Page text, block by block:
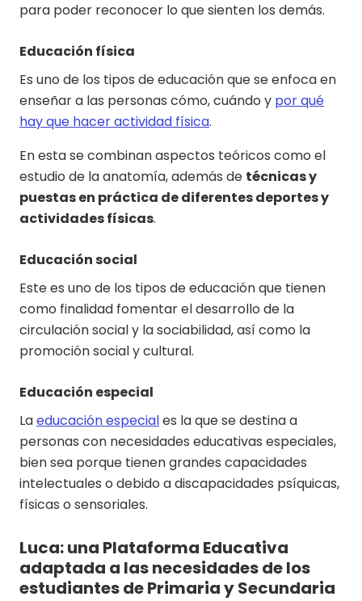
para poder reconocer lo que sienten los demás.
Educación física
Es uno de los tipos de educación que se enfoca en
enseñar a las personas cómo, cuándo y por qué
hay que hacer actividad física.
En esta se combinan aspectos teóricos como el
estudio de la anatomía, además de técnicas y
puestas en práctica de diferentes deportes y
actividades físicas.
Educación social
Este es uno de los tipos de educación que tienen
como finalidad fomentar el desarrollo de la
circulación social y la sociabilidad, así como la
promoción social y cultural.
Educación especial
Laeducación especiales la que se destina a
personas con necesidades educativas especiales,
bien sea porque tienen grandes capacidades
intelectuales o debido a discapacidades psíquicas,
físicas o sensoriales.
Luca: una Plataforma Educativa
adaptada a las necesidades de los
estudiantes de Primaria y Secundaria